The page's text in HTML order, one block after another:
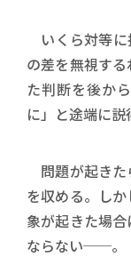
いくら対等に
の差を無視す
た判断を後か
に」と途端に説
問題が起きた
を収める。し
象が起きた場
ならない──。